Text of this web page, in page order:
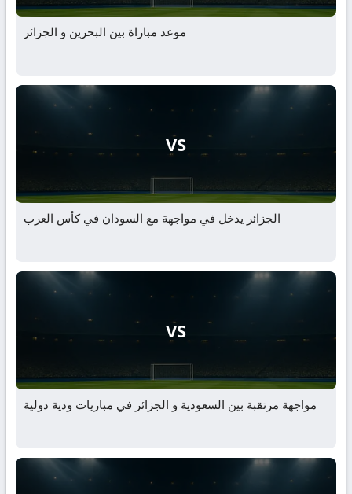
موعد مباراة بين البحرين و الجزائر
VS
الجزائر يدخل في مواجهة مع السودان في كأس العرب
VS
مواجهة مرتقبة بين السعودية و الجزائر في مباريات ودية دولية